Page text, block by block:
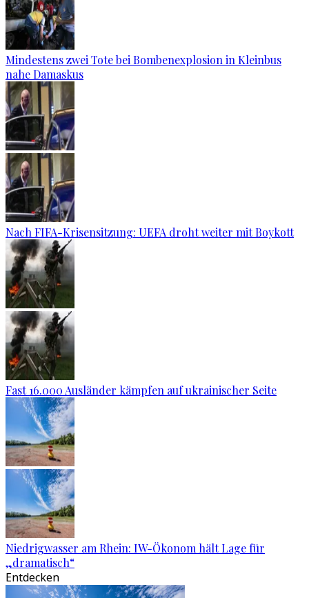
Mindestens zwei Tote bei Bombenexplosion in Kleinbus
nahe Damaskus
Nach FIFA-Krisensitzung: UEFA droht weiter mit Boykott
Fast 16.000 Ausländer kämpfen auf ukrainischer Seite
Niedrigwasser am Rhein: IW-Ökonom hält Lage für
„dramatisch“
Entdecken